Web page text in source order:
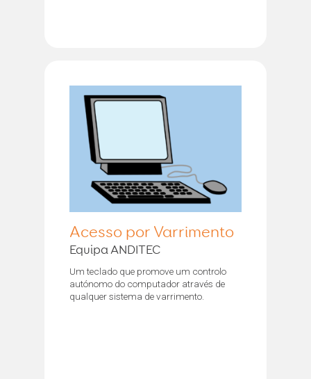
Acesso por Varrimento
Equipa ANDITEC
Um teclado que promove um controlo
autónomo do computador através de
qualquer sistema de varrimento.